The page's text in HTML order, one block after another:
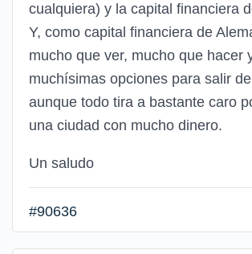
cualquiera) y la capital financiera
Y, como capital financiera de
mucho que ver, mucho que hacer
muchísimas opciones para salir
aunque todo tira a bastante caro
una ciudad con mucho dinero.
Un saludo
#90636